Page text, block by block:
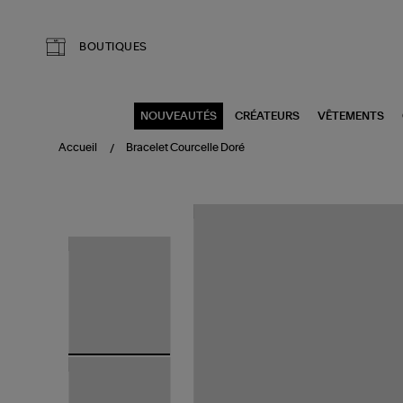
BOUTIQUES
NOUVEAUTÉS CRÉATEURS VÊTEMENTS
Accueil Bracelet Courcelle Doré